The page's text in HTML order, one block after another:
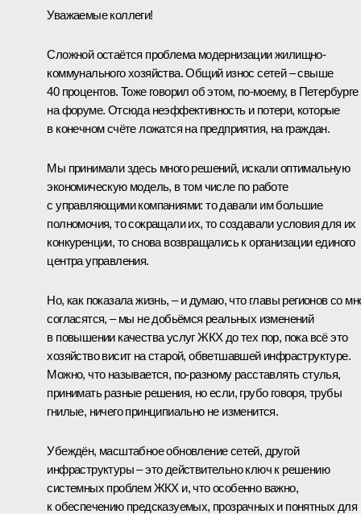
Уважаемые коллеги!
Сложной остаётся проблема модернизации жилищно-
коммунального хозяйства. Общий износ сетей – свыше
40 процентов. Тоже говорил об этом, по-моему, в Петербурге
на форуме. Отсюда неэффективность и потери, которые
в конечном счёте ложатся на предприятия, на граждан.
Мы принимали здесь много решений, искали оптимальную
экономическую модель, в том числе по работе
с управляющими компаниями: то давали им большие
полномочия, то сокращали их, то создавали условия для их
конкуренции, то снова возвращались к организации единого
центра управления.
Но, как показала жизнь, – и думаю, что главы регионов со
согласятся, – мы не добьёмся реальных изменений
в повышении качества услуг ЖКХ до тех пор, пока всё это
хозяйство висит на старой, обветшавшей инфраструктуре.
Можно, что называется, по-разному расставлять стулья,
принимать разные решения, но если, грубо говоря, трубы
гнилые, ничего принципиально не изменится.
Убеждён, масштабное обновление сетей, другой
инфраструктуры – это действительно ключ к решению
системных проблем ЖКХ и, что особенно важно,
к обеспечению предсказуемых, прозрачных и понятных для